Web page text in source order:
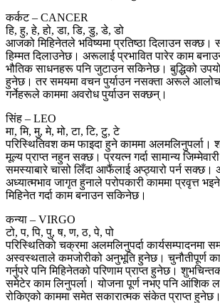
कर्कट – CANCER
हि, हु, हे, हो, डा, डि, डु, डे, डो
आजको मिहिनेतले भविष्यमा प्रतिष्ठा दिलाउन सक्छ।
हिम्मत दिलाउनेछ। अरूलाई प्रभावित पारेर काम
भौतिक साधनहरू पनि जुटाउन सकिनेछ। बुद्धिको
हुनेछ। तर समयमा वचन पुर्याउन नसक्ता अरूले
गर्नेहरूले काममा अवरोध पुर्याउन सक्छन्।
सिंह – LEO
मा, मि, मु, मे, मो, टा, टि, टु, टे
परिस्थितिवश कम फाइदा हुने काममा अलमलिनुपर्ला।
मूल्य प्राप्त नहुन सक्छ। प्रयत्न गर्दा सामान्य
समस्याबारे चासो लिँदा आफैंलाई अप्ठ्यारो पर्न सक्छ।
अध्यात्मभाव जागृत हुनाले परोपकारी काममा प्रवृत्त
मिहिनेत गर्दा काम बनाउन सकिनेछ।
कन्या – VIRGO
टो, प, पि, पु, ष, ण, ठ, पे, पो
परिस्थितिको चक्रमा अलमलिनुपर्दा कार्यसम्पादनमा
अस्वस्थताले कमजोरीको अनुभूति हुनेछ। चुनौतीपूर्ण
गर्नुपरे पनि मिहिनेतको परिणाम प्राप्त हुनेछ।
समेटेर काम लिनुपर्ला। योजना पूर्ण नभए पनि आंशिक
रोकिएको काममा समेत सकारात्मक संकेत प्राप्त हुनेछ।